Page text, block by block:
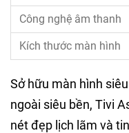
Công nghệ âm thanh
Kích thước màn hình
Sở hữu màn hình
ngoài siêu bền, Tivi
nét đẹp lịch lãm và